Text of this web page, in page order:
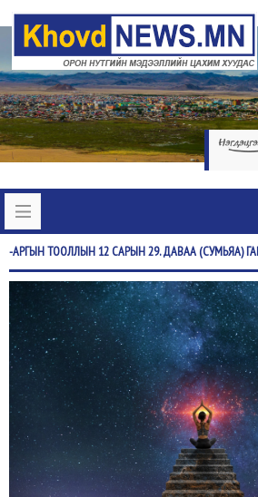
-АРГЫНТООЛЛЫН 12 САРЫН 29. ДАВАА (СУМЬЯА)